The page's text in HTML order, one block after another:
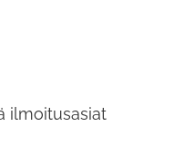
ilmoitusasiat